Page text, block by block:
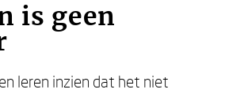
is geen
leren inzien dat het niet